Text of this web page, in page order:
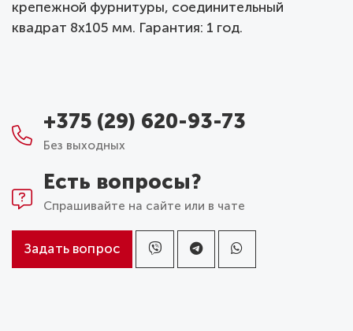
крепежной фурнитуры, соединительный
квадрат 8x105 мм. Гарантия: 1 год.
+375 (29) 620-93-73
Без выходных
Есть вопросы?
Спрашивайте на сайте или в чате
Задать вопрос